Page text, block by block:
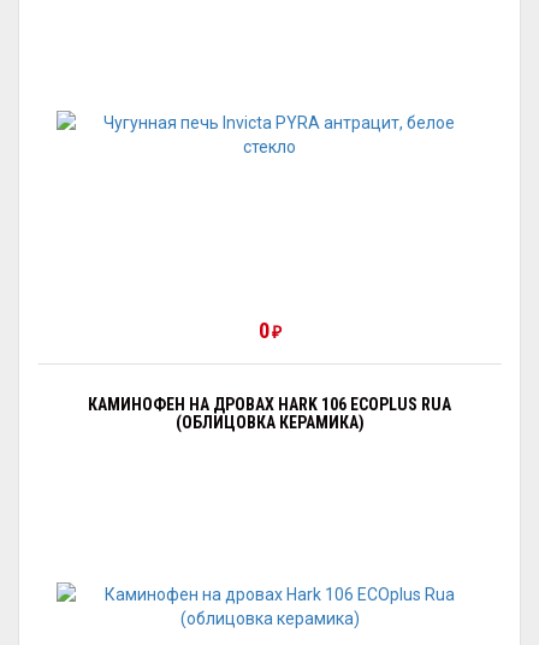
0₽
КАМИНОФЕН НА ДРОВАХ HARK 106 ECOPLUS RUA
(ОБЛИЦОВКА КЕРАМИКА)